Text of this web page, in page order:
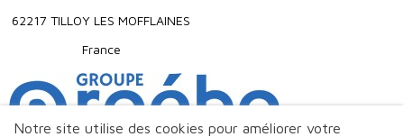
62217 TILLOY LES MOFFLAINES
France
Notre site utilise des cookies pour améliorer votre